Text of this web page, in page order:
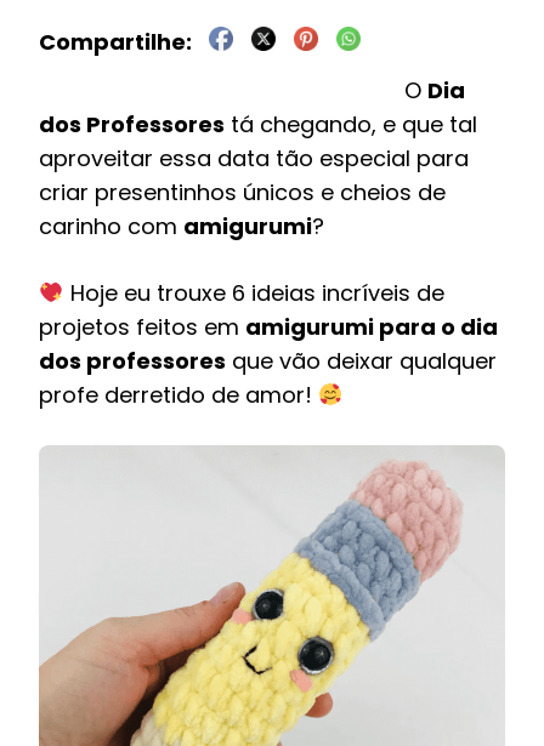
O Dia
dos Professores tá chegando, e que tal
aproveitar essa data tão especial para
criar presentinhos únicos e cheios de
carinho com amigurumi?
Hoje eu trouxe 6 ideias incríveis de
projetos feitos em amigurumi para o dia
dos professores que vão deixar qualquer
profe derretido de amor!